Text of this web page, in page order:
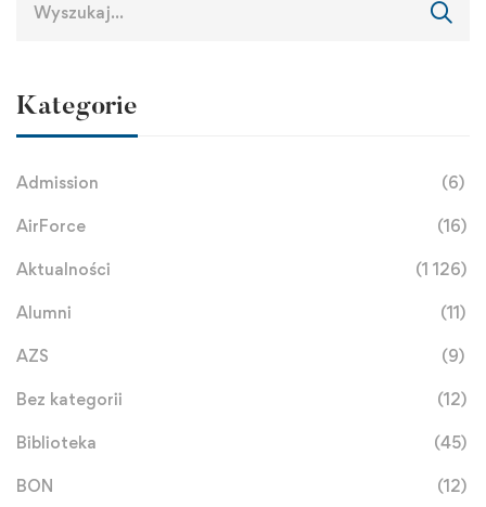
Kategorie
Admission (6)
AirForce (16)
Aktualności (1 126)
Alumni (11)
AZS (9)
Bez kategorii (12)
Biblioteka (45)
BON (12)